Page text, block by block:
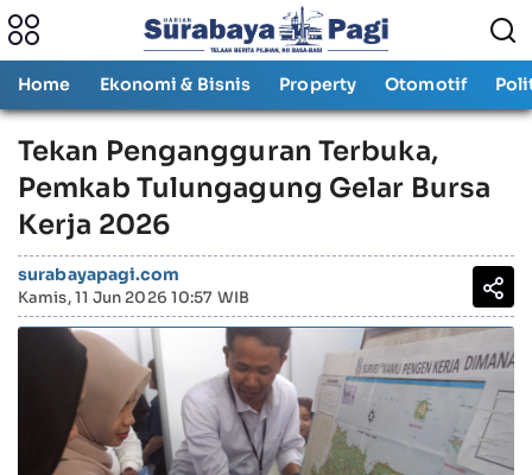
Home Ekonomi & Bisnis Property Otomotif
Tekan Pengangguran Terbuka,
Pemkab Tulungagung Gelar Bursa
Kerja 2026
surabayapagi.com
Kamis, 11 Jun 2026 10:57 WIB